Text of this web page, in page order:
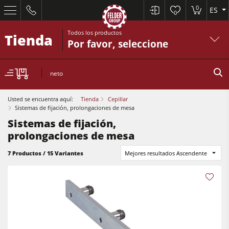
0
0 ES
Sierras circulares y escuadradoras
Escuadradoras-tupís
Combinadas de 5 operaciones
Sierras circulares y escuadradoras
Cepilladoras-regruesadoras
Tienda Todos los productos
Por favor, seleccione
neto
Usted se encuentra aquí: Tienda
Cepillar
Sistemas de fijación, prolongaciones de mesa
Sistemas de fijación,
prolongaciones de mesa
7 Productos / 15 Variantes Mejores resultados Ascendente